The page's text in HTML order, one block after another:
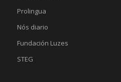
Prolingua
Nós diario
Fundación Luzes
STEG